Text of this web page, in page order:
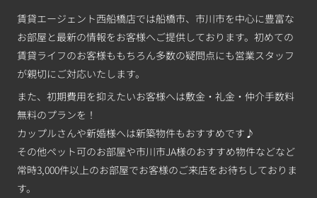
賃貸エージェント西船橋店では船橋市、市川市を中心に豊富な
お部屋と最新の情報をお客様へご提供しております。初めての
賃貸ライフのお客様ももちろん多数の疑問点にも営業スタッフ
が親切にご対応いたします。
また、初期費用を抑えたいお客様へは敷金・礼金・仲介手数料
無料のプランを！
カップルさんや新婚様へは新築物件もおすすめです♪
その他ペット可のお部屋や市川市JA様のおすすめ物件などなど
常時3,000件以上のお部屋でお客様のご来店をお待ちしておりま
す。